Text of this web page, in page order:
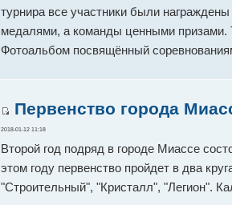
турнира все участники были
медалями, а команды ценными призами.
Фотоальбом посвящённый
Первенство города
2018-01-12 11:18
Второй год подряд в городе Миассе
этом году первенство пройдет в два
"Строительный", "Кристалл", "Легион".